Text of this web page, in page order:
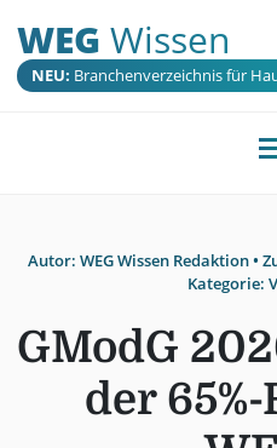
WEG Wissen
NEU: Branchenverzeichnis für
Autor: WEG Wissen Redaktion•
Kategorie:
GModG
der